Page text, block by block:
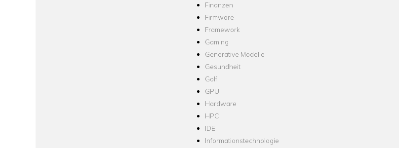
Finanzen
Firmware
Framework
Gaming
Generative Modelle
Gesundheit
Golf
GPU
Hardware
HPC
IDE
Informationstechnologie